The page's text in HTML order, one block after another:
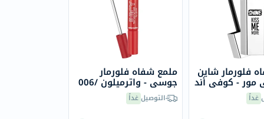
ملمع شفاه فلورمار
جوسي - واترميلون /006
التوصيلغداً
فلورمار شاين
- كوفي أند
غداً